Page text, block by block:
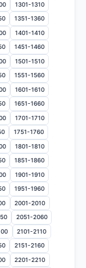
1301-1310
1351-1360
1401-1410
1451-1460
1501-1510
1551-1560
1601-1610
1651-1660
1701-1710
1751-1760
1801-1810
1851-1860
1901-1910
1951-1960
2001-2010
2051-2060
2101-2110
2151-2160
2201-2210